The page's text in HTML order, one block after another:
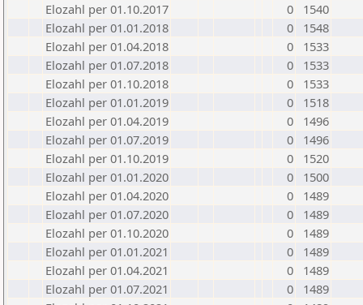
Elozahl per 01.10.2017
0
1540
Elozahl per 01.01.2018
0
1548
Elozahl per 01.04.2018
0
1533
Elozahl per 01.07.2018
0
1533
Elozahl per 01.10.2018
0
1533
Elozahl per 01.01.2019
0
1518
Elozahl per 01.04.2019
0
1496
Elozahl per 01.07.2019
0
1496
Elozahl per 01.10.2019
0
1520
Elozahl per 01.01.2020
0
1500
Elozahl per 01.04.2020
0
1489
Elozahl per 01.07.2020
0
1489
Elozahl per 01.10.2020
0
1489
Elozahl per 01.01.2021
0
1489
Elozahl per 01.04.2021
0
1489
Elozahl per 01.07.2021
0
1489